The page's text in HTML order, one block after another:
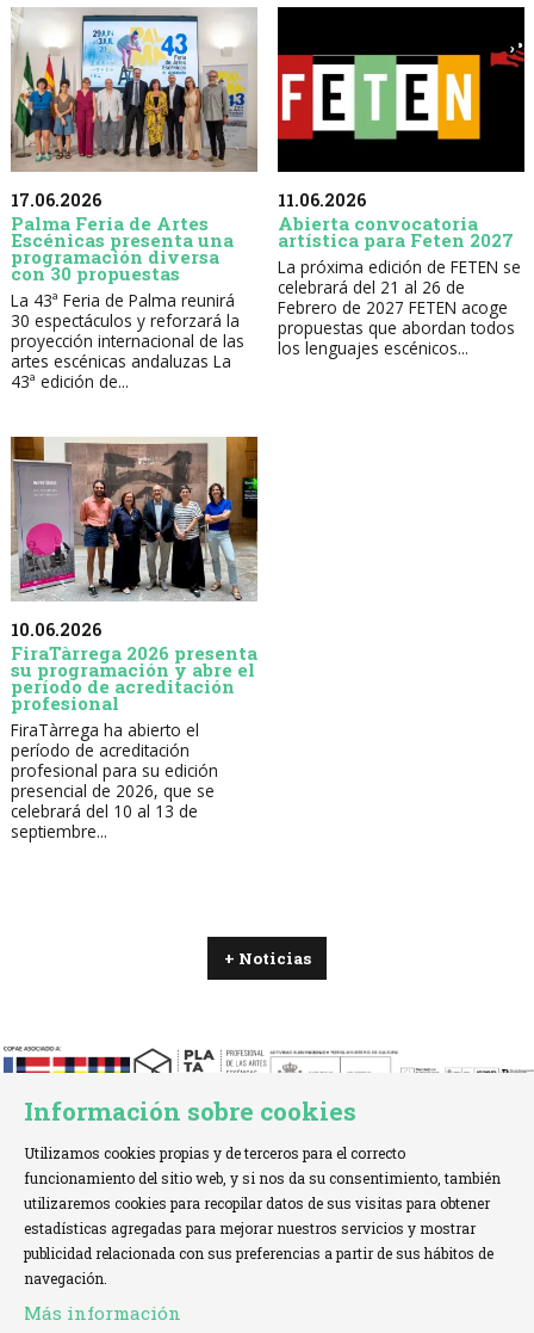
17.06.2026
Palma Feria de Artes
Escénicas presenta una
programación diversa
con 30 propuestas
La 43ª Feria de Palma reunirá
30 espectáculos y reforzará la
proyección internacional de las
artes escénicas andaluzas La
43ª edición de...
11.06.2026
Abierta convocatoria
artística para Feten 2027
La próxima edición de FETEN se
celebrará del 21 al 26 de
Febrero de 2027 FETEN acoge
propuestas que abordan todos
los lenguajes escénicos...
10.06.2026
FiraTàrrega 2026 presenta
su programación y abre el
período de acreditación
profesional
FiraTàrrega ha abierto el
período de acreditación
profesional para su edición
presencial de 2026, que se
celebrará del 10 al 13 de
septiembre...
+ Noticias
TELÉFONO:+34 621 00 65 08 | info@cofae.net
Sitemap | Aviso Legal
Declaración de accesibilidad
Información sobre cookies
Utilizamos cookies propias y de terceros para el correcto
funcionamiento del sitio web, y si nos da su consentimiento, también
utilizaremos cookies para recopilar datos de sus visitas para obtener
estadísticas agregadas para mejorar nuestros servicios y mostrar
publicidad relacionada con sus preferencias a partir de sus hábitos de
navegación.
Más información